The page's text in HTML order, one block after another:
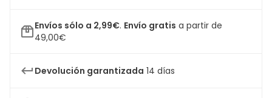
Envíos sólo a 2,99€. Envío gratis a partir de
49,00€
Devolución garantizada 14 días